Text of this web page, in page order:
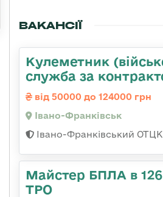
ВАКАНСІЇ
Кулеметник
служба за
від 50000 до 124000 грн
Івано-Франківськ
Івано-Франківський
Майстер БПЛА в
ТРО